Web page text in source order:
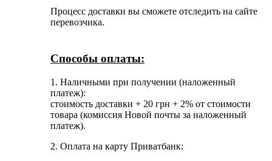
Процесс доставки вы сможете отследить на сайте
перевозчика.
Способы оплаты:
1. Наличными при получении (наложенный
платеж):
стоимость доставки + 20 грн + 2% от стоимости
товара (комиссия Новой почты за наложенный
платеж).
2. Оплата на карту Приватбанк: